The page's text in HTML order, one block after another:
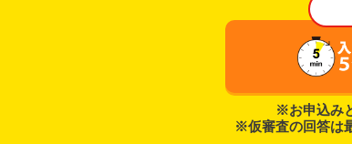
※お申込み
※仮審査の回答は